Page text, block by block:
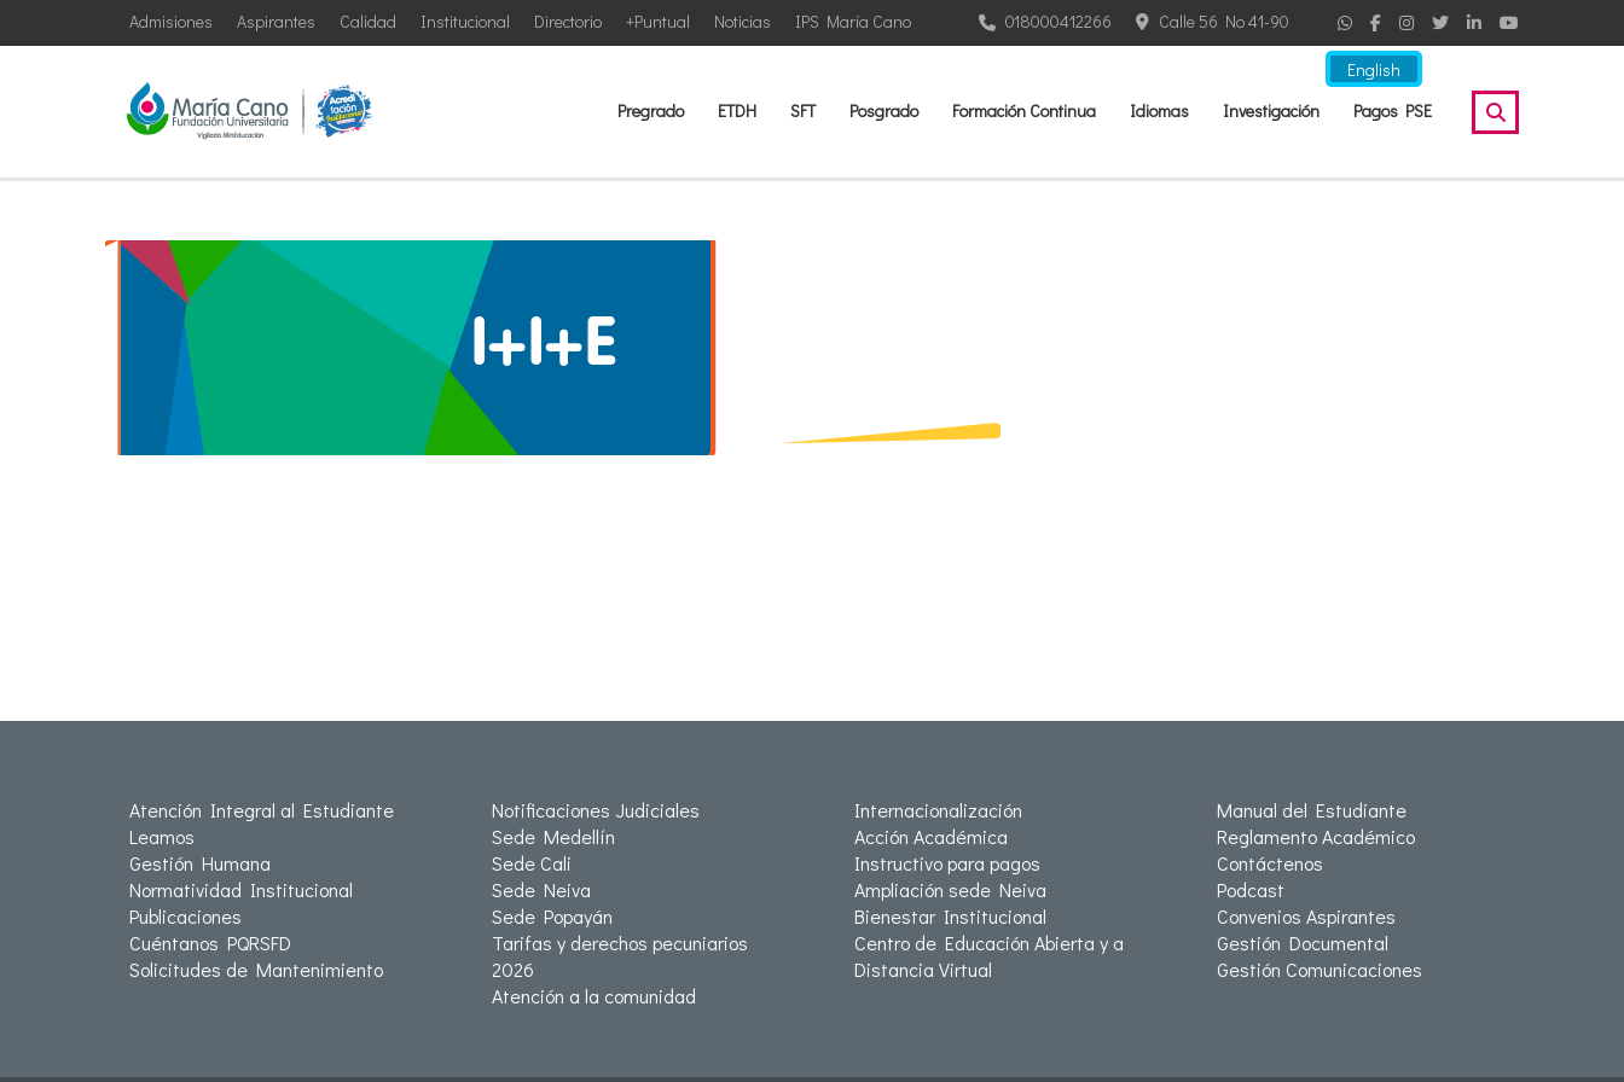
English
IPS María Cano
Noticias
+Puntual
Directorio
Institucional
Calidad
Aspirantes
Admisiones Calle 56 No 41-90
018000412266
Pregrado ETDH SFT Posgrado Formación Continua Idiomas Investigación Pagos PSE
Atención Integral al Estudiante
Leamos
Gestión Humana
Normatividad Institucional
Publicaciones
Cuéntanos PQRSFD
Solicitudes de Mantenimiento
Notificaciones Judiciales
Sede Medellín
Sede Cali
Sede Neiva
Sede Popayán
Tarifas y derechos pecuniarios
2026
Atención a la comunidad
Internacionalización
Acción Académica
Instructivo para pagos
Ampliación sede Neiva
Bienestar Institucional
Centro de Educación Abierta y a
Distancia Virtual
Manual del Estudiante
Reglamento Académico
Contáctenos
Podcast
Convenios Aspirantes
Gestión Documental
Gestión Comunicaciones